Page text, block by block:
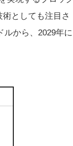
としても注目さ
ルから、2029年に